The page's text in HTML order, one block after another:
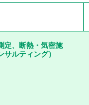
定、断熱・気密施
ルティング）